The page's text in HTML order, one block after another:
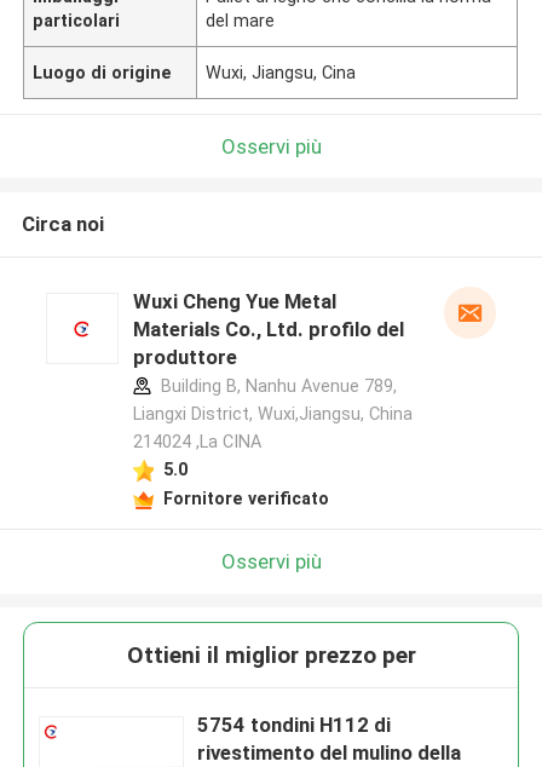
particolari
del mare
Luogo di origine Wuxi, Jiangsu, Cina
Osservi più
Circa noi
Wuxi Cheng Yue Metal
Materials Co., Ltd. profilo del
produttore
Building B, Nanhu Avenue 789,
Liangxi District, Wuxi,Jiangsu, China
214024 ,La CINA
5.0
Fornitore verificato
Osservi più
Ottieni il miglior prezzo per
5754 tondini H112 di
rivestimento del mulino della